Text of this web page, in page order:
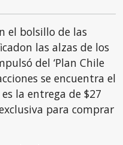
el bolsillo de las
las alzas de los
del ‘Plan Chile
se encuentra el
es la entrega de $27
para comprar